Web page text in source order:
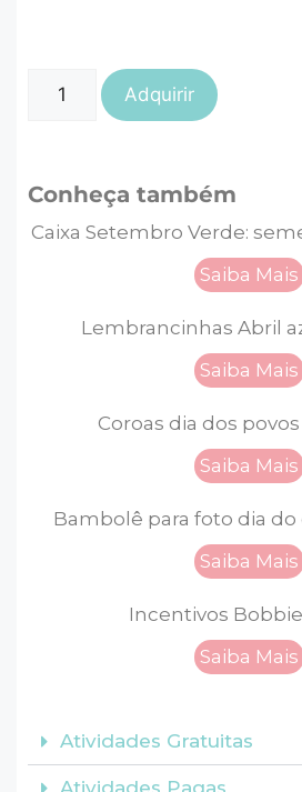
Adquirir
Conheça também
Caixa Setembro Verde:
Saiba Mais
Lembrancinhas Abril
Saiba Mais
Coroas dia dos
Saiba Mais
Bambolê para foto dia
Saiba Mais
Incentivos
Saiba Mais
Atividades Gratuitas
Atividades Pagas